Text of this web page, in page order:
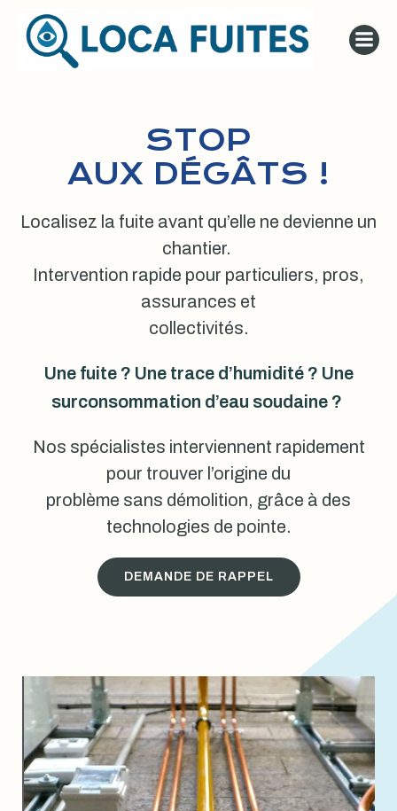
au
contenu
STOP
AUX DÉGÂTS !
Localisez la fuite avant qu’elle ne devienne un
chantier.
Intervention rapide pour particuliers, pros,
assurances et
collectivités.
Une fuite ? Une trace d’humidité ? Une
surconsommation d’eau soudaine ?
Nos spécialistes interviennent rapidement
pour trouver l’origine du
problème sans démolition, grâce à des
technologies de pointe.
DEMANDE DE RAPPEL